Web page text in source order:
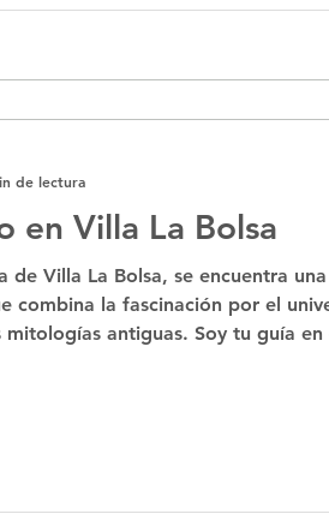
en Villa La Bolsa
de Villa La Bolsa, se encuentra una
combina la fascinación por el
antiguas. Soy tu guía en
de lectura